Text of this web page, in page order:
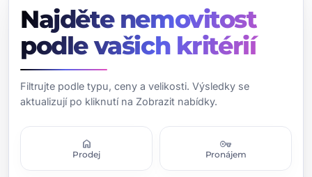
Najděte nemovitost
podle vašich kritérií
Filtrujte podle typu, ceny a velikosti. Výsledky se
aktualizují po kliknutí na Zobrazit nabídky.
home
Prodej
vpn_key
Pronájem